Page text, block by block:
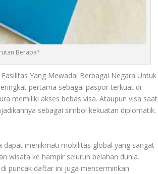
Berapa?
Yang Mewadai Berbagai Negara Untuk
pertama sebagai paspor terkuat di
memiliki akses bebas visa. Ataupun visa saat
sebagai simbol kekuatan diplomatik.
dapat menikmati mobilitas global yang sangat
wisata ke hampir seluruh belahan dunia.
puncak daftar ini juga mencerminkan